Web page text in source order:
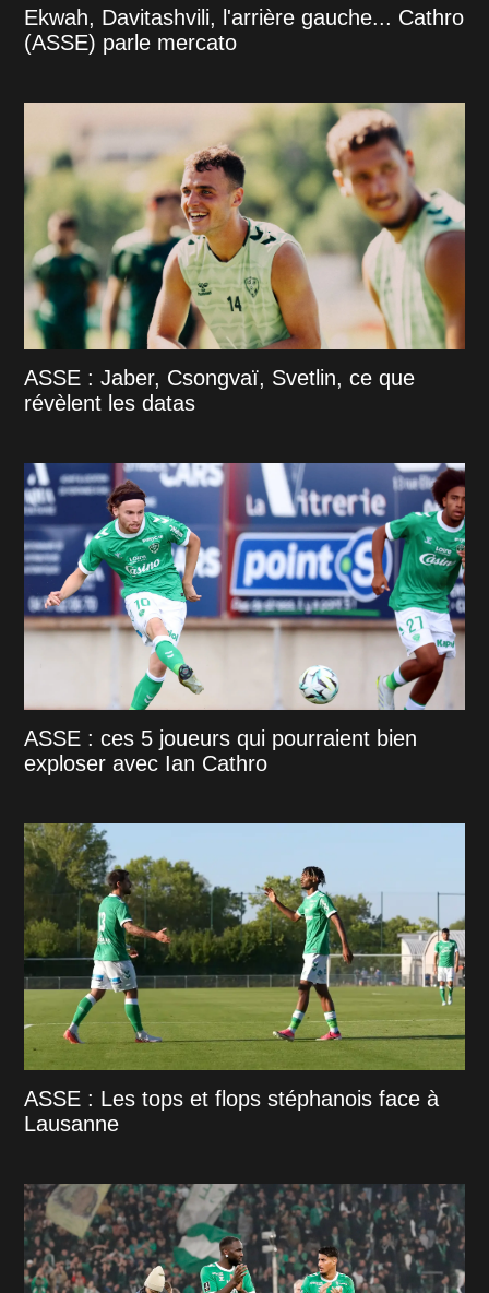
Ekwah, Davitashvili, l'arrière gauche... Cathro
(ASSE) parle mercato
ASSE : Jaber, Csongvaï, Svetlin, ce que
révèlent les datas
ASSE : ces 5 joueurs qui pourraient bien
exploser avec Ian Cathro
ASSE : Les tops et flops stéphanois face à
Lausanne